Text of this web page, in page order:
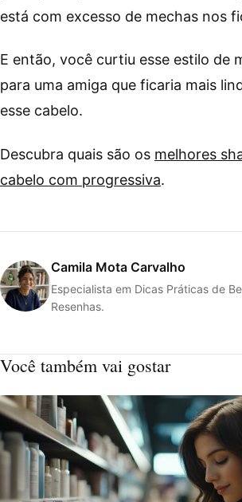
está com excesso de mechas nos
E então, você curtiu esse estilo de
para uma amiga que ficaria mais
esse cabelo.
Descubra quais são os melhores
cabelo com progressiva.
Camila Mota Carvalho
Especialista em Dicas Práticas de
Resenhas.
Você também vai gostar